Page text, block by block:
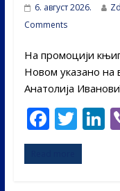
6. август 2026.
Comments
На промоцији
Новом указано на
Анатолија
F
ac
e
T
w
itt
n